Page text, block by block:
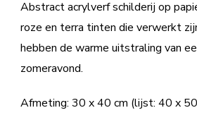
Abstract acrylverf schilderij op
roze en terra tinten die verwerkt
hebben de warme uitstraling van
zomeravond.
Afmeting: 30 x 40 cm (lijst: 40 x